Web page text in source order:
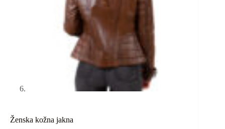
Ženska kožna jakna